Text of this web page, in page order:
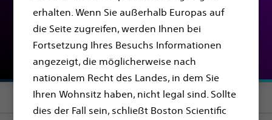
erhalten. Wenn Sie außerhalb Europas auf
die Seite zugreifen, werden Ihnen bei
Fortsetzung Ihres Besuchs Informationen
angezeigt, die möglicherweise nach
nationalem Recht des Landes, in dem Sie
Ihren Wohnsitz haben, nicht legal sind. Sollte
dies der Fall sein, schließt Boston Scientific
So bereiten Sie sich
auf den Eingriff vor
Section menu